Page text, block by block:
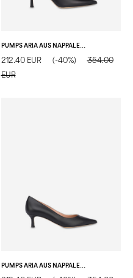
212.40 EUR (-40%)
354.00
EUR